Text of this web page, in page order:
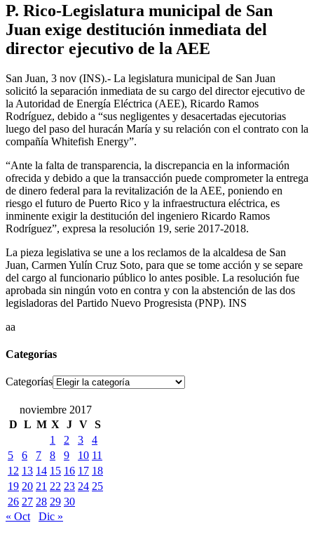
P. Rico-Legislatura municipal de San
Juan exige destitución inmediata del
director ejecutivo de la AEE
San Juan, 3 nov (INS).- La legislatura municipal de San Juan
solicitó la separación inmediata de su cargo del director ejecutivo de
la Autoridad de Energía Eléctrica (AEE), Ricardo Ramos
Rodríguez, debido a “sus negligentes y desacertadas ejecutorias
luego del paso del huracán María y su relación con el contrato con la
compañía Whitefish Energy”.
“Ante la falta de transparencia, la discrepancia en la información
ofrecida y debido a que la transacción puede comprometer la entrega
de dinero federal para la revitalización de la AEE, poniendo en
riesgo el futuro de Puerto Rico y la infraestructura eléctrica, es
inminente exigir la destitución del ingeniero Ricardo Ramos
Rodríguez”, expresa la resolución 19, serie 2017-2018.
La pieza legislativa se une a los reclamos de la alcaldesa de San
Juan, Carmen Yulín Cruz Soto, para que se tome acción y se separe
del cargo al funcionario público lo antes posible. La resolución fue
aprobada sin ningún voto en contra y con la abstención de las dos
legisladoras del Partido Nuevo Progresista (PNP). INS
aa
Categorías
Categorías
noviembre 2017
D L M X J V S
1
2 3
4
5
6 7 8 9 10 11
12 13 14 15 16 17 18
19 20 21 22 23 24 25
26 27 28 29 30
« Oct
Dic »